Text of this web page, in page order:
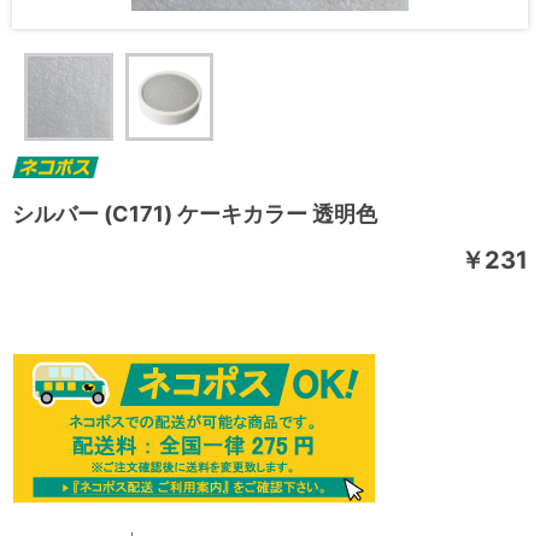
シルバー (C171) ケーキカラー 透明色
￥231